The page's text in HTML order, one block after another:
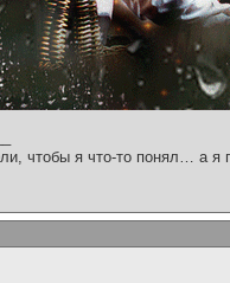
чтобы я что-то понял… а